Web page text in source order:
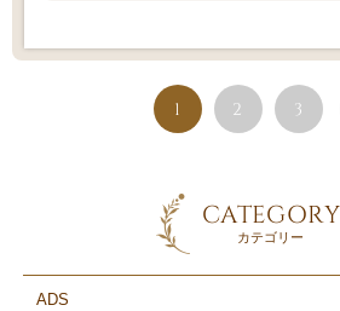
1 2 3
CATEGORY
カテゴリー
ADS